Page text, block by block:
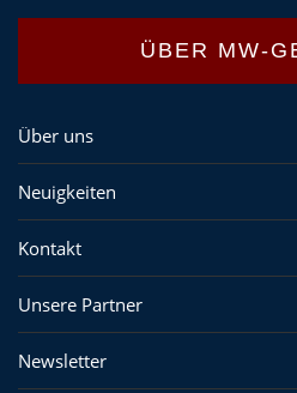
ÜBER MW-
Über uns
Neuigkeiten
Kontakt
Unsere Partner
Newsletter